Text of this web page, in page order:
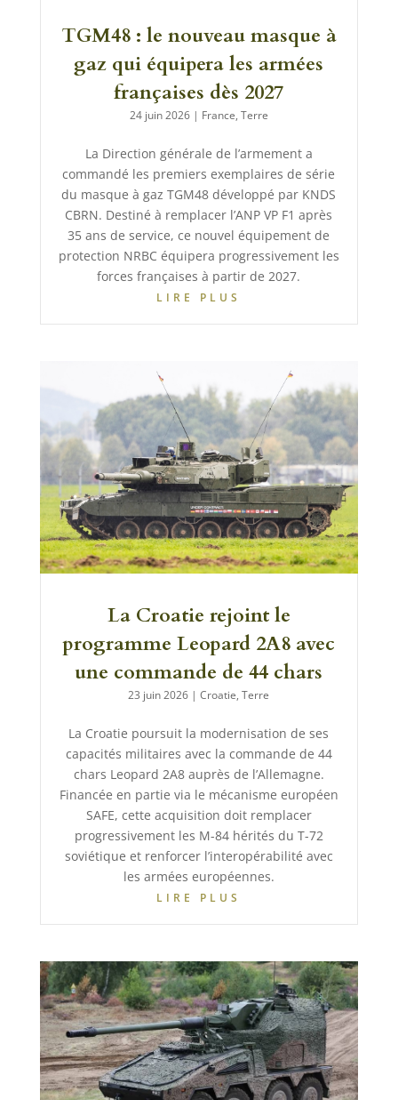
TGM48 : le nouveau masque à
gaz qui équipera les armées
françaises dès 2027
24 juin 2026| France, Terre
La Direction générale de l’armement a
commandé les premiers exemplaires de série
du masque à gaz TGM48 développé par KNDS
CBRN. Destiné à remplacer l’ANP VP F1 après
35 ans de service, ce nouvel équipement de
protection NRBC équipera progressivement les
forces françaises à partir de 2027.
LIRE PLUS
La Croatie rejoint le
programme Leopard 2A8 avec
une commande de 44 chars
23 juin 2026 |Croatie,Terre
La Croatie poursuit la modernisation de ses
capacités militaires avec la commande de 44
chars Leopard 2A8 auprès de l’Allemagne.
Financée en partie via le mécanisme européen
SAFE, cette acquisition doit remplacer
progressivement les M-84 hérités du T-72
soviétique et renforcer l’interopérabilité avec
les armées européennes.
LIRE PLUS